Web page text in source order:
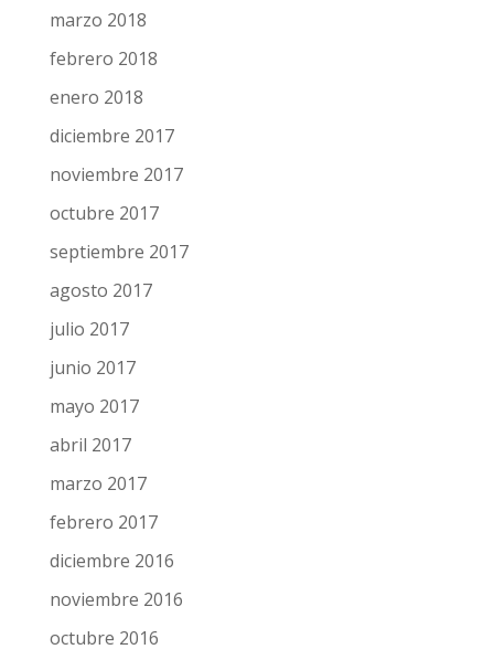
marzo 2018
febrero 2018
enero 2018
diciembre 2017
noviembre 2017
octubre 2017
septiembre 2017
agosto 2017
julio 2017
junio 2017
mayo 2017
abril 2017
marzo 2017
febrero 2017
diciembre 2016
noviembre 2016
octubre 2016